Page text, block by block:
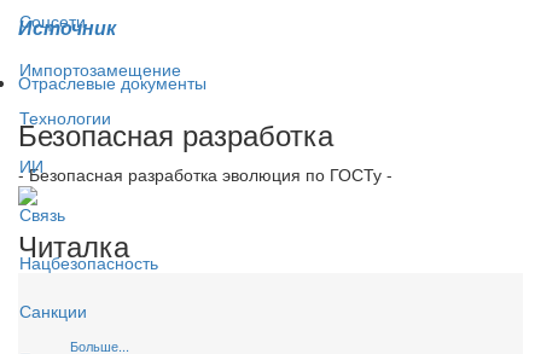
Соцсети
Импортозамещение
Технологии
ИИ
Связь
Нацбезопасность
Санкции
Источник
Отраслевые документы
Безопасная разработка
- Безопасная разработка эволюция по ГОСТу -
Читалка
Больше...